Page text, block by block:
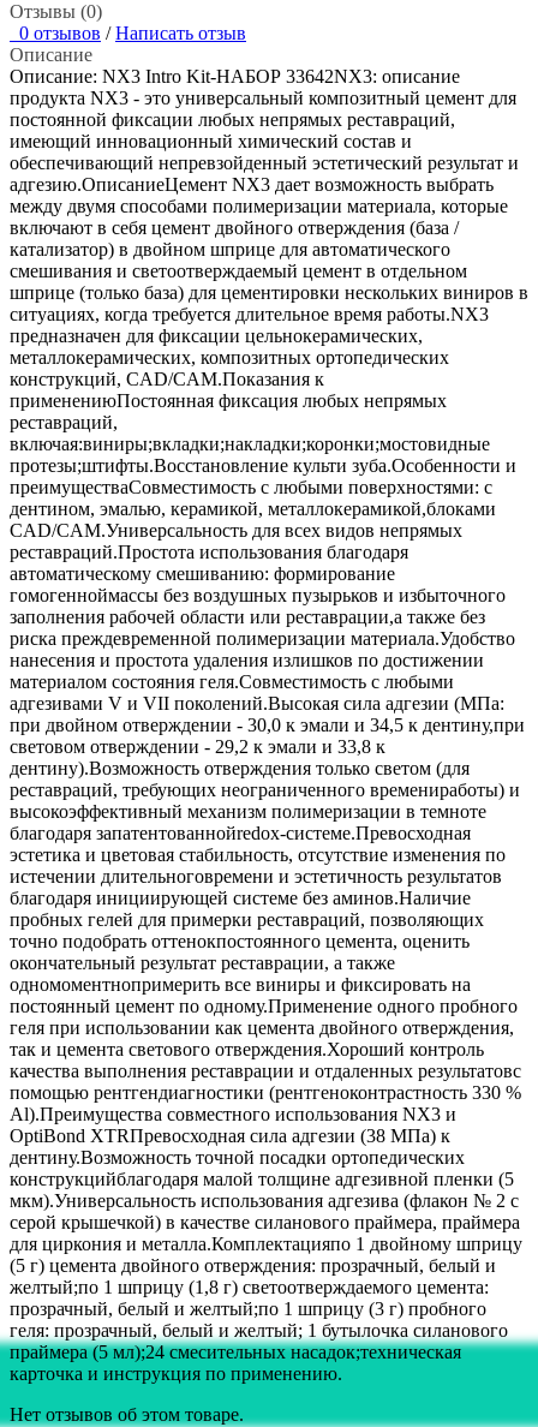
Отзывы (0)
0 отзывов / Написать отзыв
Описание
Описание: NX3 Intro Kit-НАБОР 33642NX3: описание
продукта NX3 - это универсальный композитный цемент для
постоянной фиксации любых непрямых реставраций,
имеющий инновационный химический состав и
обеспечивающий непревзойденный эстетический результат и
адгезию.ОписаниеЦемент NX3 дает возможность выбрать
между двумя способами полимеризации материала, которые
включают в себя цемент двойного отверждения (база /
катализатор) в двойном шприце для автоматического
смешивания и светоотверждаемый цемент в отдельном
шприце (только база) для цементировки нескольких виниров в
ситуациях, когда требуется длительное время работы.NX3
предназначен для фиксации цельнокерамических,
металлокерамических, композитных ортопедических
конструкций, CAD/CAM.Показания к
применениюПостоянная фиксация любых непрямых
реставраций,
включая:виниры;вкладки;накладки;коронки;мостовидные
протезы;штифты.Восстановление культи зуба.Особенности и
преимуществаCовместимость с любыми поверхностями: с
дентином, эмалью, керамикой, металлокерамикой,блоками
CAD/CAM.Универсальность для всех видов непрямых
реставраций.Простота использования благодаря
автоматическому смешиванию: формирование
гомогенноймассы без воздушных пузырьков и избыточного
заполнения рабочей области или реставрации,а также без
риска преждевременной полимеризации материала.Удобство
нанесения и простота удаления излишков по достижении
материалом состояния геля.Совместимость с любыми
адгезивами V и VII поколений.Высокая сила адгезии (МПа:
при двойном отверждении - 30,0 к эмали и 34,5 к дентину,при
световом отверждении - 29,2 к эмали и 33,8 к
дентину).Возможность отверждения только светом (для
реставраций, требующих неограниченного времениработы) и
высокоэффективный механизм полимеризации в темноте
благодаря запатентованнойredox-системе.Превосходная
эстетика и цветовая стабильность, отсутствие изменения по
истечении длительноговремени и эстетичность результатов
благодаря инициирующей системе без аминов.Наличие
пробных гелей для примерки реставраций, позволяющих
точно подобрать оттенокпостоянного цемента, оценить
окончательный результат реставрации, а также
одномоментнопримерить все виниры и фиксировать на
постоянный цемент по одному.Применение одного пробного
геля при использовании как цемента двойного отверждения,
так и цемента светового отверждения.Хороший контроль
качества выполнения реставрации и отдаленных результатовс
помощью рентгендиагностики (рентгеноконтрастность 330 %
Al).Преимущества совместного использования NX3 и
OptiBond XTRПревосходная сила адгезии (38 МПа) к
дентину.Возможность точной посадки ортопедических
конструкцийблагодаря малой толщине адгезивной пленки (5
мкм).Универсальность использования адгезива (флакон № 2 с
серой крышечкой) в качестве силанового праймера, праймера
для циркония и металла.Комплектацияпо 1 двойному шприцу
(5 г) цемента двойного отверждения: прозрачный, белый и
желтый;по 1 шприцу (1,8 г) светоотверждаемого цемента:
прозрачный, белый и желтый;по 1 шприцу (3 г) пробного
геля: прозрачный, белый и желтый; 1 бутылочка силанового
праймера (5 мл);24 смесительных насадок;техническая
карточка и инструкция по применению.
Нет отзывов об этом товаре.